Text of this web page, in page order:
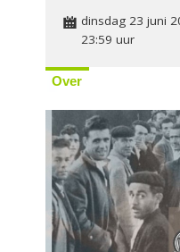
dinsdag 23 juni
23:59 uur
Over